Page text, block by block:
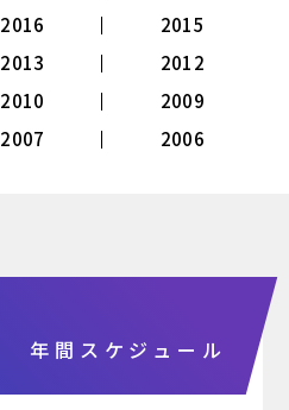
2016
2015
2013
2012
2010
2009
2007 2006
年間スケジュール